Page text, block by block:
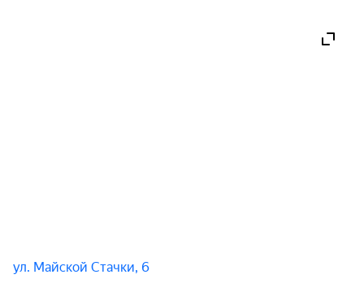
ул. Майской Стачки, 6